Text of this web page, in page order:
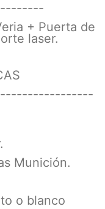
+ Puerta de
laser.
Munición.
o blanco